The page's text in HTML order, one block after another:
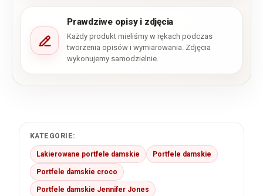
Prawdziwe opisy i zdjęcia
Każdy produkt mieliśmy w rękach podczas
tworzenia opisów i wymiarowania. Zdjęcia
wykonujemy samodzielnie.
KATEGORIE:
Lakierowane portfele damskie Portfele damskie
Portfele damskie croco
Portfele damskie Jennifer Jones